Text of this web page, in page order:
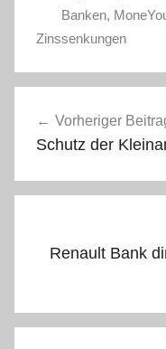
Banken,
Zinssenkungen
Vorheriger
Schutz der
Renault Bank